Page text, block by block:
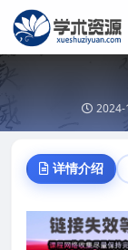
2024-
详情介绍